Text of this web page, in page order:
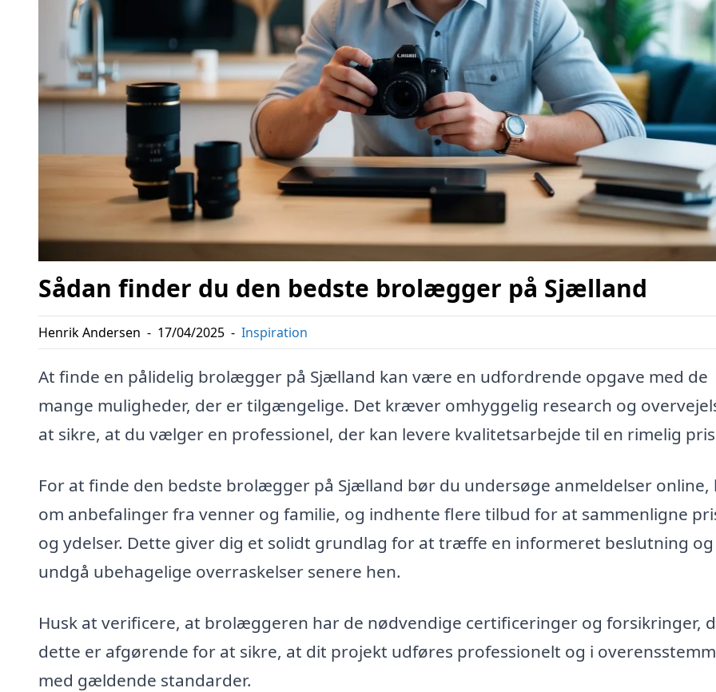
Sådan finder du den bedste brolægger på Sjælland
Henrik Andersen - 17/04/2025 - Inspiration
At finde en pålidelig brolægger på Sjælland kan være en udfordrende opgave med de
mange muligheder, der er tilgængelige. Det kræver omhyggelig research og
at sikre, at du vælger en professionel, der kan levere kvalitetsarbejde til en rimelig
For at finde den bedste brolægger på Sjælland bør du undersøge anmeldelser online,
om anbefalinger fra venner og familie, og indhente flere tilbud for at sammenligne
og ydelser. Dette giver dig et solidt grundlag for at træffe en informeret beslutning og
undgå ubehagelige overraskelser senere hen.
Husk at verificere, at brolæggeren har de nødvendige certificeringer og forsikringer,
dette er afgørende for at sikre, at dit projekt udføres professionelt og i
med gældende standarder.